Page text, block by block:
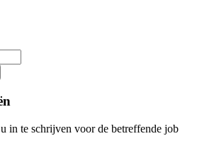
in te schrijven voor de betreffende job